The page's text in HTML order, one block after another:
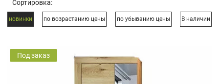
Сортировка:
новинки по возрастанию цены по убыванию цены В наличии
Под заказ